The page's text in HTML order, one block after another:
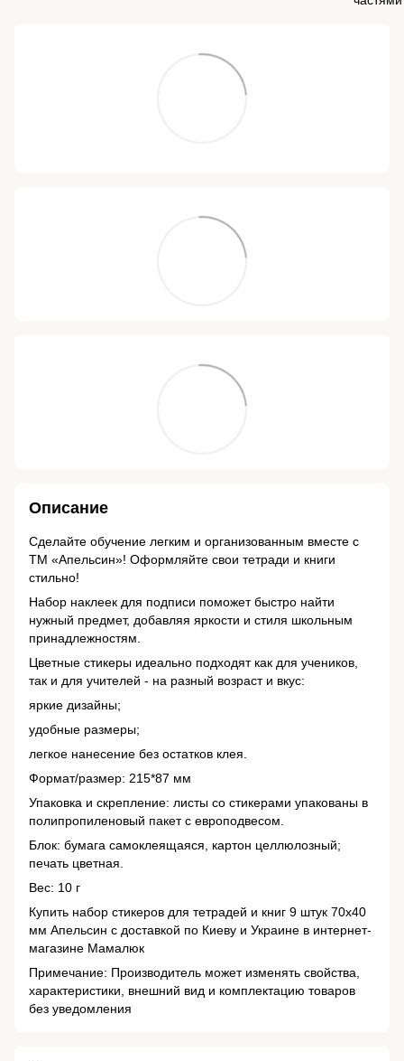
Описание
Сделайте обучение легким и организованным вместе с
ТМ «Апельсин»! Оформляйте свои тетради и книги
стильно!
Набор наклеек для подписи поможет быстро найти
нужный предмет, добавляя яркости и стиля школьным
принадлежностям.
Цветные стикеры идеально подходят как для учеников,
так и для учителей - на разный возраст и вкус:
яркие дизайны;
удобные размеры;
легкое нанесение без остатков клея.
Формат/размер: 215*87 мм
Упаковка и скрепление: листы со стикерами упакованы в
полипропиленовый пакет с европодвесом.
Блок: бумага самоклеящаяся, картон целлюлозный;
печать цветная.
Вес: 10 г
Купить набор стикеров для тетрадей и книг 9 штук 70х40
мм Апельсин с доставкой по Киеву и Украине в интернет-
магазине Мамалюк
Примечание: Производитель может изменять свойства,
характеристики, внешний вид и комплектацию товаров
без уведомления